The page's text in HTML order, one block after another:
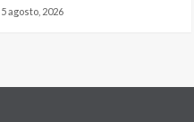
5 agosto, 2026